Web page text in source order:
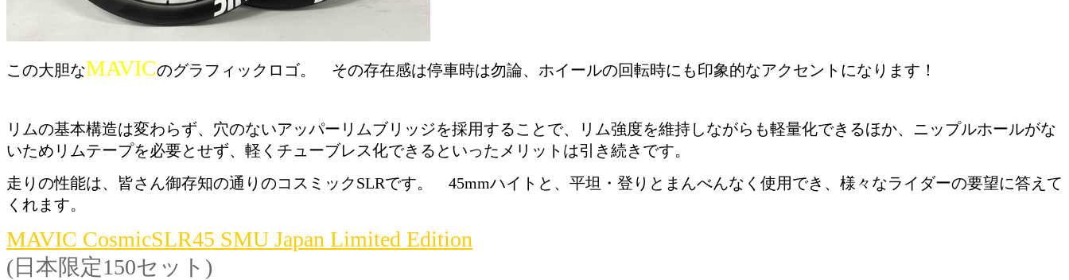
この大胆なMAVICのグラフィックロゴ。 その存在感は停車時は勿論、ホイールの回転時にも印象的なアクセントになります！
リムの基本構造は変わらず、穴のないアッパーリムブリッジを採用することで、リム強度を維持しながらも軽量化できるほか、ニップルホールがな
いためリムテープを必要とせず、軽くチューブレス化できるといったメリットは引き続きです。
走りの性能は、皆さん御存知の通りのコスミックSLRです。 45mmハイトと、平坦・登りとまんべんなく使用でき、様々なライダーの要望に答えて
くれます。
MAVIC CosmicSLR45 SMU Japan Limited Edition
(日本限定150セット)